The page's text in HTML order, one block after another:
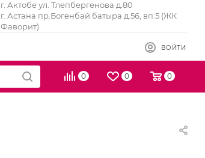
г. Актобе ул. Тлепбергенова д.80
г. Астана пр.Богенбай батыра д.56, вп.5 (ЖК
Фаворит)
ВОЙТИ
0 0 0